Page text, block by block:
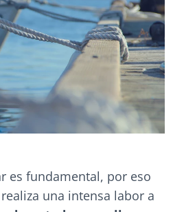
es fundamental, por eso
una intensa labor a